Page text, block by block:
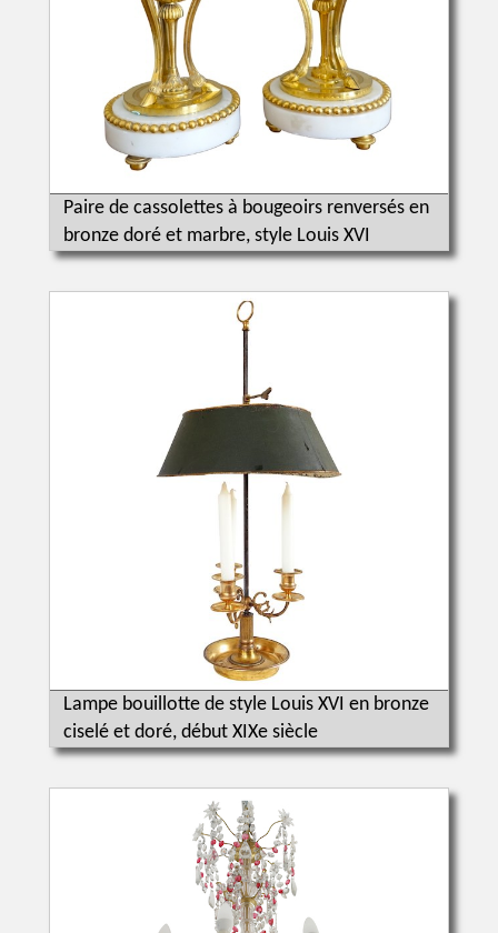
Paire de cassolettes à bougeoirs renversés en
bronze doré et marbre, style Louis XVI
Lampe bouillotte de style Louis XVI en bronze
ciselé et doré, début XIXe siècle